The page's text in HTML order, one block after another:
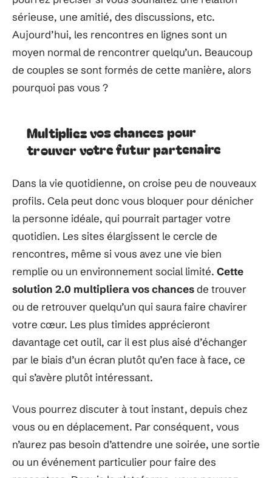
sérieuse, une amitié, des discussions, etc.
Aujourd’hui, les rencontres en lignes sont un
moyen normal de rencontrer quelqu’un. Beaucoup
de couples se sont formés de cette manière, alors
pourquoi pas vous ?
Multipliez vos chances pour
trouver votre futur partenaire
Dans la vie quotidienne, on croise peu de nouveaux
profils. Cela peut donc vous bloquer pour dénicher
la personne idéale, qui pourrait partager votre
quotidien. Les sites élargissent le cercle de
rencontres, même si vous avez une vie bien
remplie ou un environnement social limité. Cette
solution 2.0 multipliera vos chancesde trouver
ou de retrouver quelqu’un qui saura faire chavirer
votre cœur. Les plus timides apprécieront
davantage cet outil, car il est plus aisé d’échanger
par le biais d’un écran plutôt qu’en face à face, ce
qui s’avère plutôt intéressant.
Vous pourrez discuter à tout instant, depuis chez
vous ou en déplacement. Par conséquent, vous
n’aurez pas besoin d’attendre une soirée, une sortie
ou un événement particulier pour faire des